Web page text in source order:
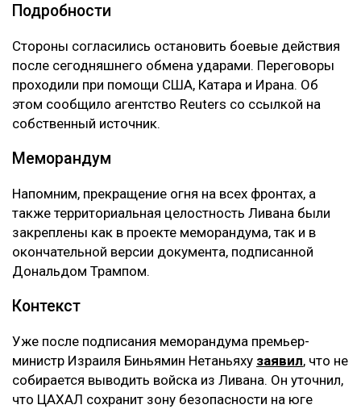
Подробности
‎Стороны согласились остановить боевые действия
после сегодняшнего обмена ударами. Переговоры
проходили при помощи США, Катара и Ирана. Об
этом сообщило агентство Reuters со ссылкой на
собственный источник.
‎Меморандум
‎Напомним, прекращение огня на всех фронтах, а
также территориальная целостность Ливана были
закреплены как в проекте меморандума, так и в
окончательной версии документа, подписанной
Дональдом Трампом.
‎Контекст
‎Уже после подписания меморандума премьер-
министр Израиля Биньямин Нетаньяху заявил, что не
собирается выводить войска из Ливана. Он уточнил,
что ЦАХАЛ сохранит зону безопасности на юге